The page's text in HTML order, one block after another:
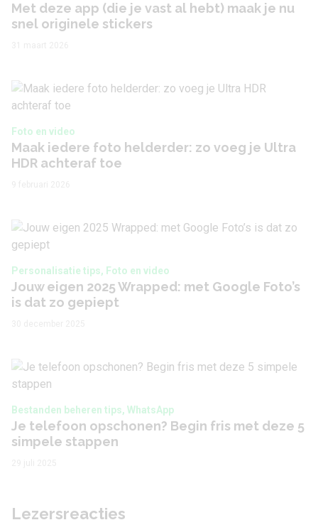
Met deze app (die je vast al hebt) maak je nu
snel originele stickers
Foto en video
Maak iedere foto helderder: zo voeg je Ultra
HDR achteraf toe
Personalisatie tips, Foto en video
Jouw eigen 2025 Wrapped: met Google Foto’s
is dat zo gepiept
Bestanden beheren tips, WhatsApp
Je telefoon opschonen? Begin fris met deze 5
simpele stappen
Lezersreacties